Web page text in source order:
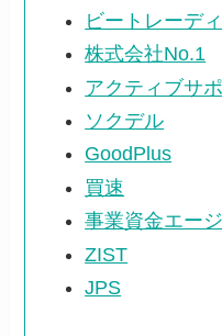
ビートレーデ
株式会社No.1
アクティブサ
ソクデル
GoodPlus
買速
事業資金エー
ZIST
JPS